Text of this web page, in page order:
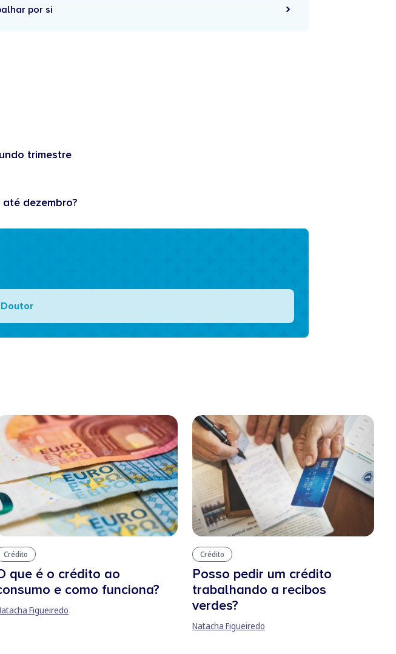
por si
trimestre
dezembro?
Crédito
que é o crédito ao
e como funciona?
Figueiredo
Crédito
Posso pedir um crédito
trabalhando a recibos
verdes?
Natacha Figueiredo